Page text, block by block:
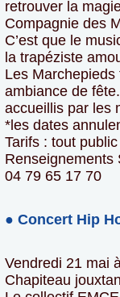
retrouver la
Compagnie des
C’est que le
la trapéziste
Les
ambiance de
accueillis par les
*les dates
Tarifs : tout
Renseignements
04 79 65 17 70
● Concert Hip
Vendredi 21 mai
Chapiteau